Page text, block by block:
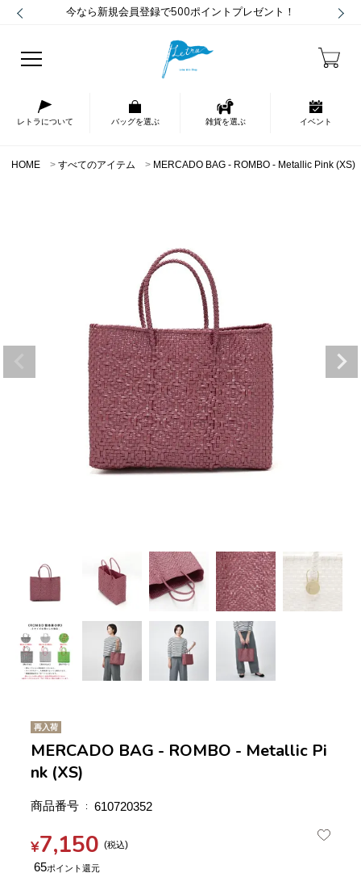
今なら新規会員登録で500ポイントプレゼント！
レトラについて バッグを選ぶ 雑貨を選ぶ イベント
HOME すべてのアイテム MERCADO BAG - ROMBO - Metallic Pink (XS)
再入荷
MERCADO BAG - ROMBO - Metallic Pi
nk (XS)
商品番号 610720352
¥7,150 税込
65